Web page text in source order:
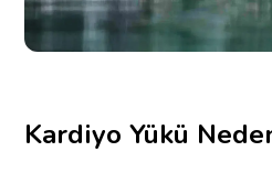
Kardiyo Yükü